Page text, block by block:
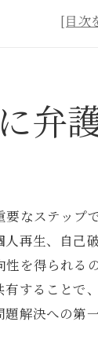
ースに合わせ
する個人の
産の手続きと注
による返済計
続きの選択に
と協力して債
交渉で弁護士
弁
なステッ
再生、自
を得られ
すること
解決への第